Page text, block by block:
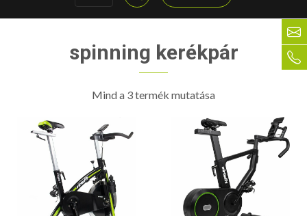
spinning kerékpár
Mind a 3 termék mutatása